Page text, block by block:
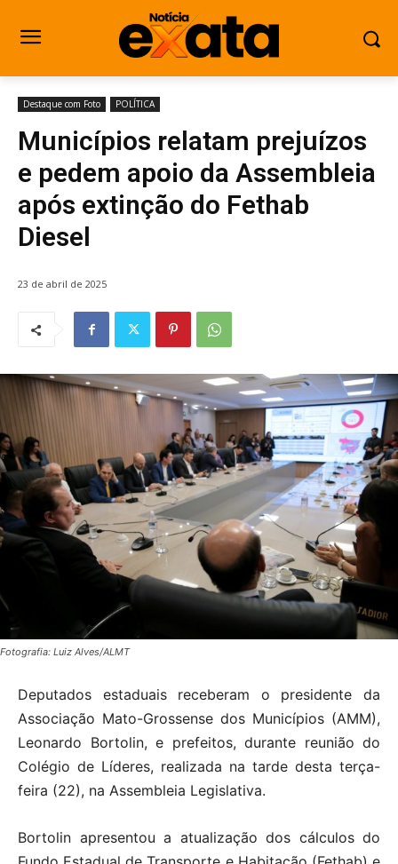
Destaque com Foto POLÍTICA
Municípios relatam prejuízos
e pedem apoio da Assembleia
após extinção do Fethab
Diesel
23 de abril de 2025
Fotografia: Luiz Alves/ALMT
Deputados estaduais receberam o presidente da
Associação Mato-Grossense dos Municípios (AMM),
Leonardo Bortolin, e prefeitos, durante reunião do
Colégio de Líderes, realizada na tarde desta terça-
feira (22), na Assembleia Legislativa.
Bortolin apresentou a atualização dos cálculos do